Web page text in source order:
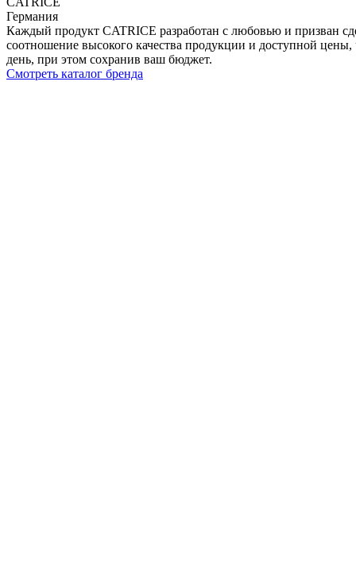
Германия
Каждый продукт CATRICE разработан с любовью и призван
соотношение высокого качества продукции и доступной
день, при этом сохранив ваш бюджет.
Смотреть каталог бренда